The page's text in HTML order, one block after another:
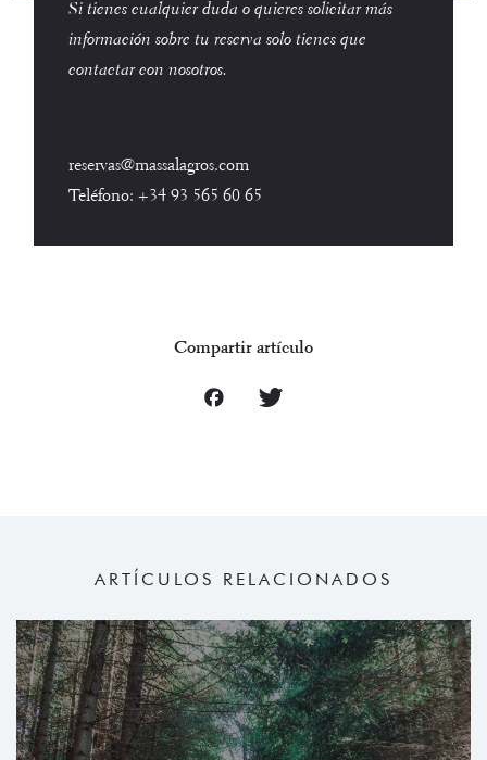
Si tienes cualquier duda o quieres solicitar más
información sobre tu reserva solo tienes que
contactar con nosotros.
reservas@massalagros.com
Teléfono: +34 93 565 60 65
Compartir artículo
ARTÍCULOS RELACIONADOS